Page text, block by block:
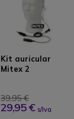
Kit auricular
Mitex 2
39,95 €
29,95 € s/Iva